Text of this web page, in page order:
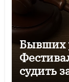
Бывших
судить